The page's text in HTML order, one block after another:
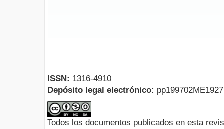
ISSN: 1316-4910
Depósito legal electrónico:
Todos los documentos publicados en esta